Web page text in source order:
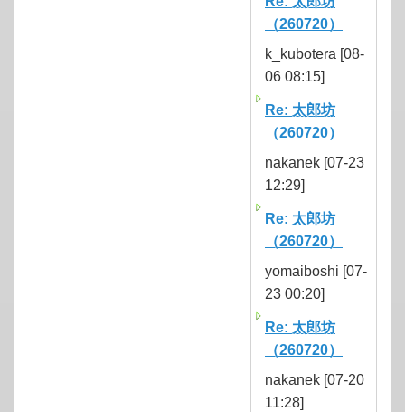
（260720）
k_kubotera [08-
06 08:15]
Re: 太郎坊
（260720）
nakanek [07-23
12:29]
Re: 太郎坊
（260720）
yomaiboshi [07-
23 00:20]
Re: 太郎坊
（260720）
nakanek [07-20
11:28]